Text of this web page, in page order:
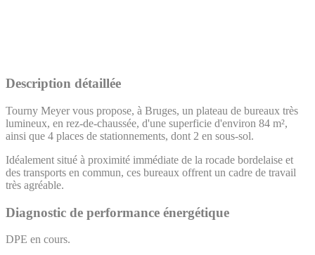
Description détaillée
Tourny Meyer vous propose, à Bruges, un plateau de bureaux très
lumineux, en rez-de-chaussée, d'une superficie d'environ 84 m²,
ainsi que 4 places de stationnements, dont 2 en sous-sol.
Idéalement situé à proximité immédiate de la rocade bordelaise et
des transports en commun, ces bureaux offrent un cadre de travail
très agréable.
Diagnostic de performance énergétique
DPE en cours.